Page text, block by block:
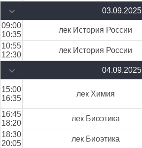
03.09.2025
09:00
10:35
лек История России
10:55
12:30
лек История России
04.09.2025
15:00
16:35
лек Химия
16:45
18:20
лек Биоэтика
18:30
20:05
лек Биоэтика